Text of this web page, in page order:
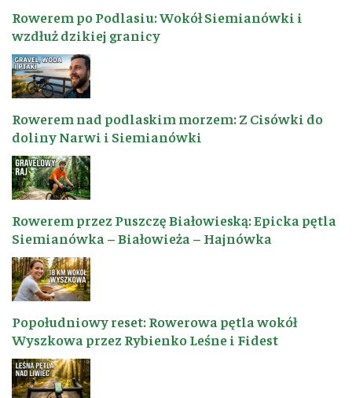
Rowerem po Podlasiu: Wokół Siemianówki i
wzdłuż dzikiej granicy
Rowerem nad podlaskim morzem: Z Cisówki do
doliny Narwi i Siemianówki
Rowerem przez Puszczę Białowieską: Epicka pętla
Siemianówka – Białowieża – Hajnówka
Popołudniowy reset: Rowerowa pętla wokół
Wyszkowa przez Rybienko Leśne i Fidest